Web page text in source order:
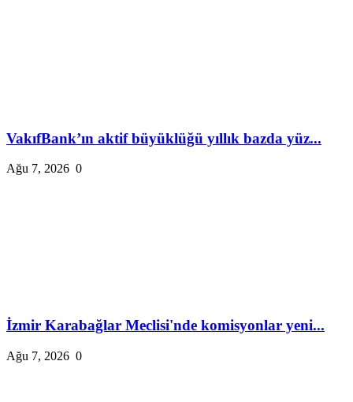
VakıfBank’ın aktif büyüklüğü yıllık bazda yüz...
Ağu 7, 2026 0
İzmir Karabağlar Meclisi'nde komisyonlar yeni...
Ağu 7, 2026 0